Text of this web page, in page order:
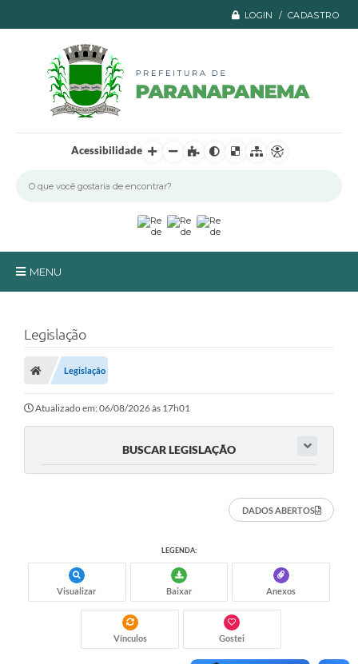
LOGIN / CADASTRO
Acessibilidade
MENU
A Prefeitura
Turismo
Transparência
Fale Conosco
Carta de Serviços
Galeria de Fotos
Legislação
Legislação
Atualizado em: 06/08/2026 às 17h01
BUSCAR LEGISLAÇÃO
DADOS ABERTOS
LEGENDA:
Visualizar Baixar Anexos
Vínculos Gostei